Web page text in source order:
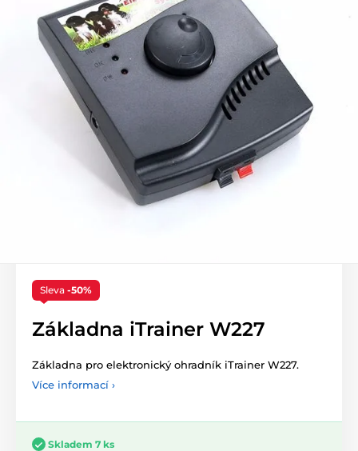
Sleva -50%
Základna iTrainer W227
Základna pro elektronický ohradník iTrainer W227.
Více informací ›
Skladem 7 ks